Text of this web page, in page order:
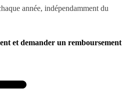
année, indépendamment du
et demander un remboursement